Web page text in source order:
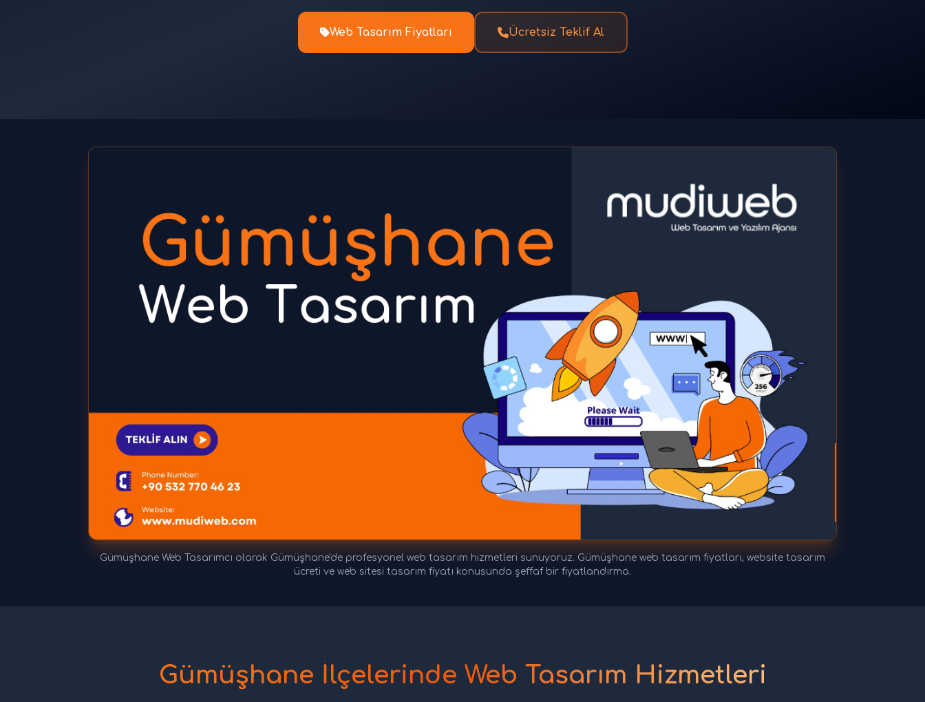
Web Tasarım Fiyatları Ücretsiz Teklif Al
Gümüşhane Web Tasarımcı olarak Gümüşhane'de profesyonel web tasarım hizmetleri sunuyoruz. Gümüşhane web tasarım fiyatları, website tasarım
ücreti ve web sitesi tasarım fiyatı konusunda şeffaf bir fiyatlandırma.
Gümüşhane İlçelerinde Web Tasarım Hizmetleri